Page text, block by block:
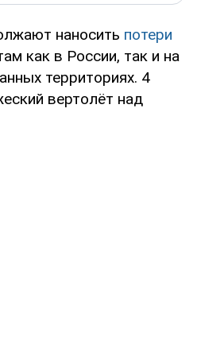
наносить потери
как в России, так и на
территориях. 4
вертолёт над